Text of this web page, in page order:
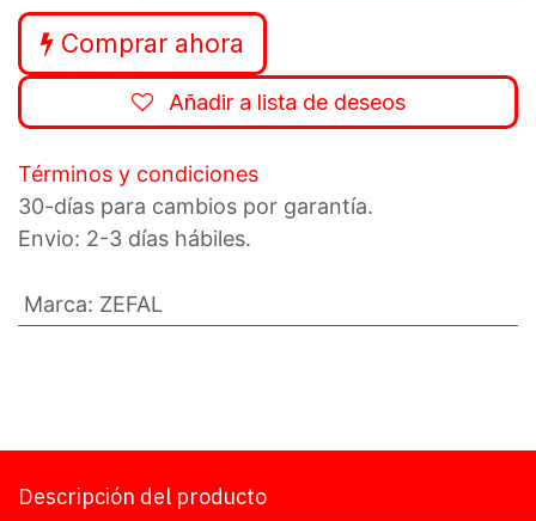
Comprar ahora
Añadir a lista de deseos
Términos y condiciones
30-días para cambios por garantía.
Envio: 2-3 días hábiles.
Marca: ZEFAL
Descripción del producto